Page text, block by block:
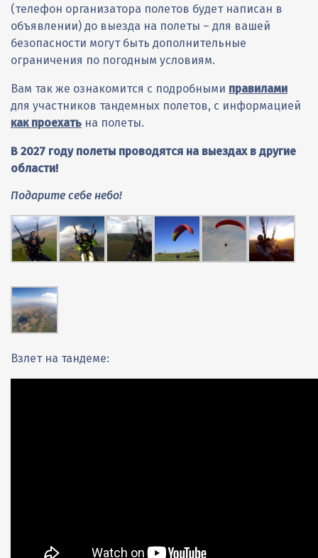
(телефон организатора полетов будет написан в
объявлении) до выезда на полеты – для вашей
безопасности могут быть дополнительные
ограничения по погодным условиям.
Вам так же ознакомится с подробными правилами
для участников тандемных полетов, с информацией
как проехать на полеты.
В 2027 году полеты проводятся на выездах в другие
области!
Подарите себе небо!
Взлет на тандеме: